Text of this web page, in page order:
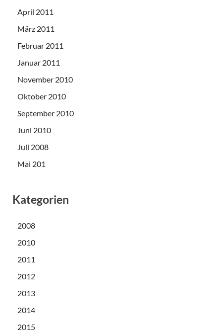
April 2011
März 2011
Februar 2011
Januar 2011
November 2010
Oktober 2010
September 2010
Juni 2010
Juli 2008
Mai 201
Kategorien
2008
2010
2011
2012
2013
2014
2015